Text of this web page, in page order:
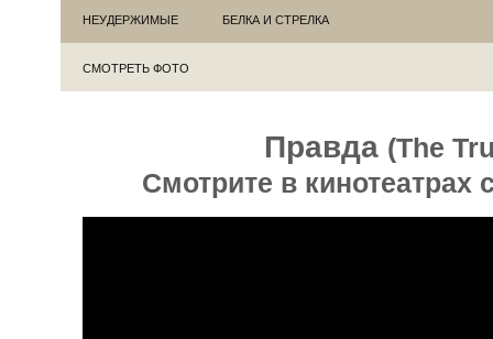
НЕУДЕРЖИМЫЕ БЕЛКА И СТРЕЛКА
СМОТРЕТЬ ФОТО
Правда (The
Смотрите в кинотеатрах